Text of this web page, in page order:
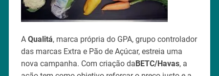
A Qualitá, marca própria do GPA, grupo controlador
das marcas Extra e Pão de Açúcar, estreia uma
nova campanha. Com criação daBETC/Havas, a